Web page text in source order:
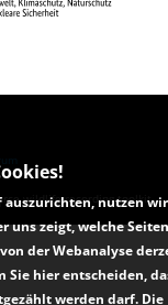
wildlife recording toolkit
auszurichten, nutzen wir
uns zeigt, welche Seiten
der Webanalyse
Sie hier entscheiden,
werden darf. Die